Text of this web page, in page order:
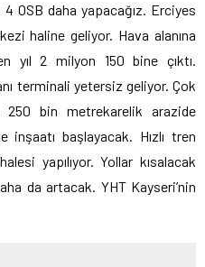
OSB daha yapacağız. Erciyes
haline geliyor. Hava alanına
yıl 2 milyon 150 bine çıktı.
terminali yetersiz geliyor. Çok
250 bin metrekarelik arazide
inşaatı başlayacak. Hızlı tren
yapılıyor. Yollar kısalacak
da artacak. YHT Kayseri’nin